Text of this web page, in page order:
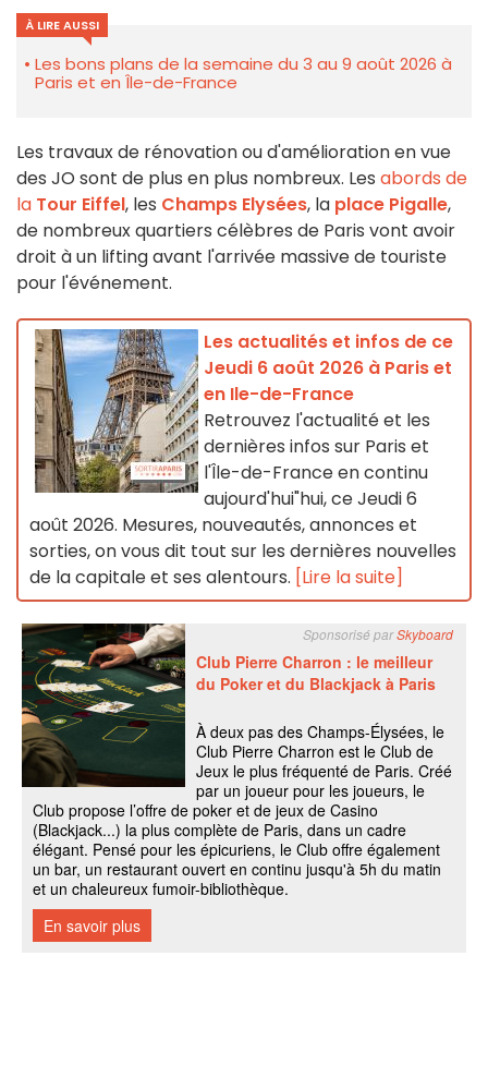
À LIRE AUSSI
Les bons plans de la semaine du 3 au 9 août 2026 à
Paris et en Île-de-France
Les travaux de rénovation ou d'amélioration en vue
des JO sont de plus en plus nombreux. Les abords de
la Tour Eiffel, les Champs Elysées, la place Pigalle,
de nombreux quartiers célèbres de Paris vont avoir
droit à un lifting avant l'arrivée massive de touriste
pour l'événement.
Les actualités et infos de ce
Jeudi 6 août 2026 à Paris et
en Ile-de-France
Retrouvez l'actualité et les
dernières infos sur Paris et
l'Île-de-France en continu
aujourd'hui"hui, ce Jeudi 6
août 2026. Mesures, nouveautés, annonces et
sorties, on vous dit tout sur les dernières nouvelles
de la capitale et ses alentours. [Lire la suite]